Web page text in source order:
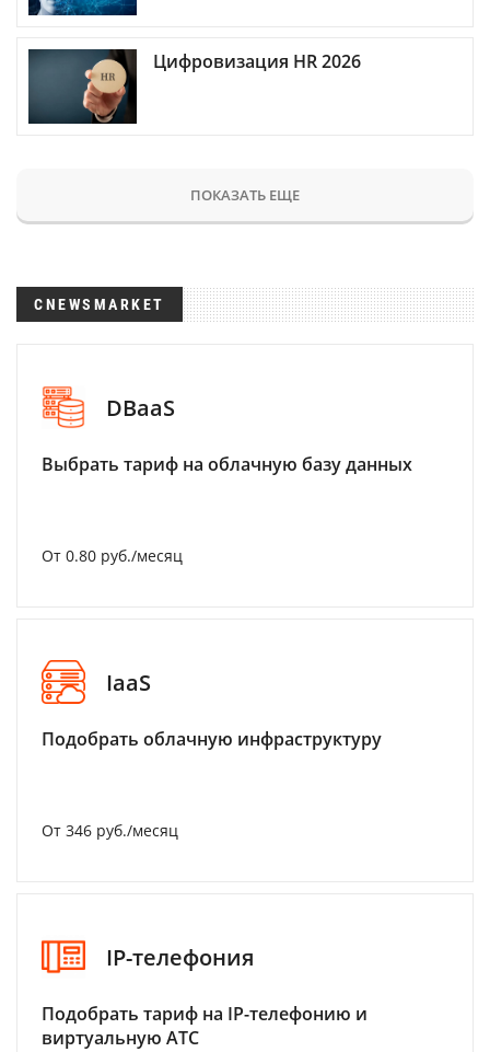
Цифровизация HR 2026
ПОКАЗАТЬ ЕЩЕ
CNEWSMARKET
DBaaS
Выбрать тариф на облачную базу данных
От 0.80 руб./месяц
IaaS
Подобрать облачную инфраструктуру
От 346 руб./месяц
IP-телефония
Подобрать тариф на IP-телефонию и
виртуальную АТС